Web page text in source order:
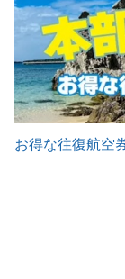
お得な往復航空